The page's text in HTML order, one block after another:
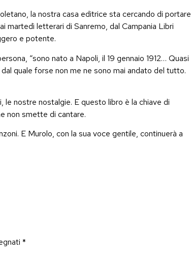
la nostra casa editrice sta cercando di portare
martedì letterari di Sanremo, dal Campania Libri
e potente.
“sono nato a Napoli, il 19 gennaio 1912… Quasi
quale forse non me ne sono mai andato del tutto.
le nostre nostalgie. Equesto libro è la chiave di
non smette di cantare.
E Murolo, con la sua voce gentile, continuerà a
*